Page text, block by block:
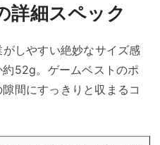
詳細スペック
しやすい絶妙なサイズ感
52g。ゲームベストのポ
間にすっきりと収まるコ